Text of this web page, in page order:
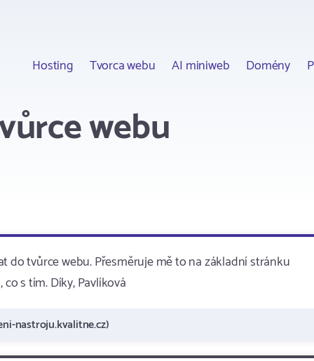
Hosting Tvorca webu AI miniweb Domény
webu
do tvůrce webu. Přesměruje mě to na základní stránku
s tím. Díky, Pavlíková
nastroju.kvalitne.cz)